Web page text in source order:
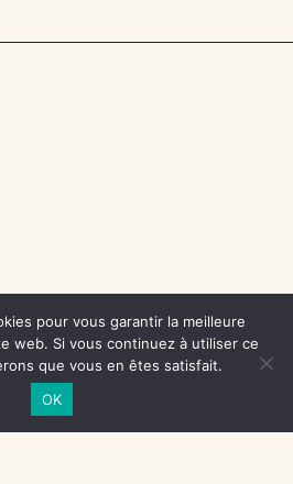
pour vous garantir la meilleure
web. Si vous continuez à utiliser ce
que vous en êtes satisfait.
OK